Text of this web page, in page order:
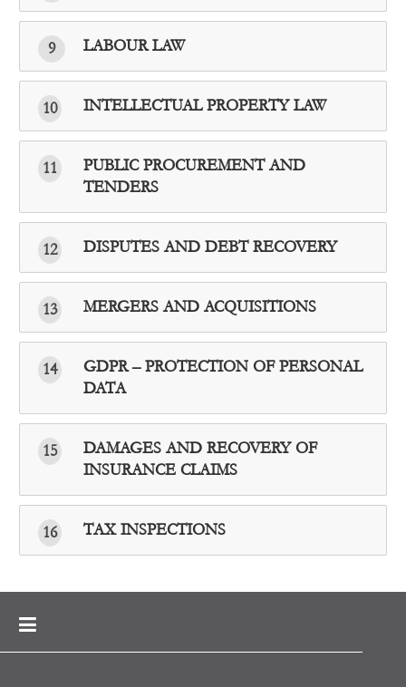
9 LABOUR LAW
10 INTELLECTUAL PROPERTY LAW
11
PUBLIC PROCUREMENT AND
TENDERS
12 DISPUTES AND DEBT RECOVERY
13 MERGERS AND ACQUISITIONS
14
GDPR – PROTECTION OF PERSONAL
DATA
15
DAMAGES AND RECOVERY OF
INSURANCE CLAIMS
16 TAX INSPECTIONS